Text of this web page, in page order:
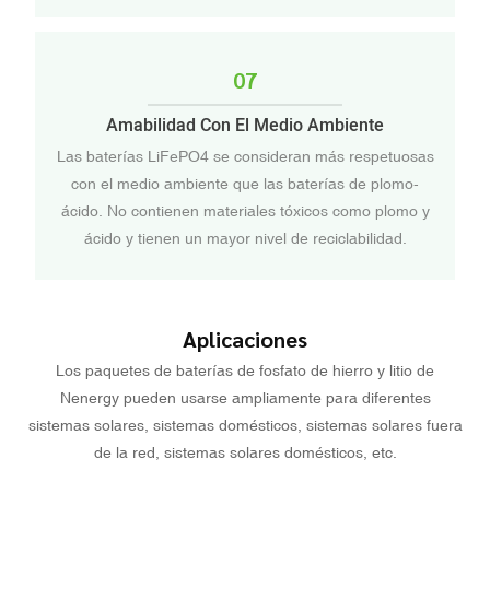
07
Amabilidad Con El Medio Ambiente
Las baterías LiFePO4 se consideran más respetuosas
con el medio ambiente que las baterías de plomo-
ácido. No contienen materiales tóxicos como plomo y
ácido y tienen un mayor nivel de reciclabilidad.
Aplicaciones
Los paquetes de baterías de fosfato de hierro y litio de
Nenergy pueden usarse ampliamente para diferentes
sistemas solares, sistemas domésticos, sistemas solares fuera
de la red, sistemas solares domésticos, etc.